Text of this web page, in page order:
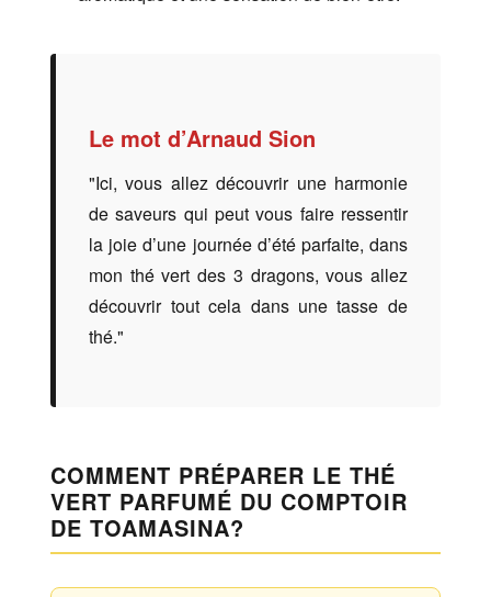
Le mot d’Arnaud Sion
"Ici, vous allez découvrir une harmonie
de saveurs qui peut vous faire ressentir
la joie d’une journée d’été parfaite, dans
mon thé vert des 3 dragons, vous allez
découvrir tout cela dans une tasse de
thé."
COMMENT PRÉPARER LE THÉ
VERT PARFUMÉ DU COMPTOIR
DE TOAMASINA?